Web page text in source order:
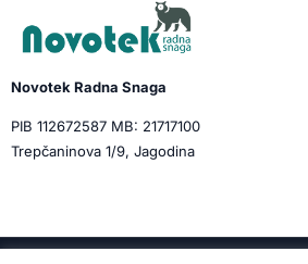
Novotek Radna Snaga
PIB 112672587 MB: 21717100
Trepčaninova 1/9, Jagodina